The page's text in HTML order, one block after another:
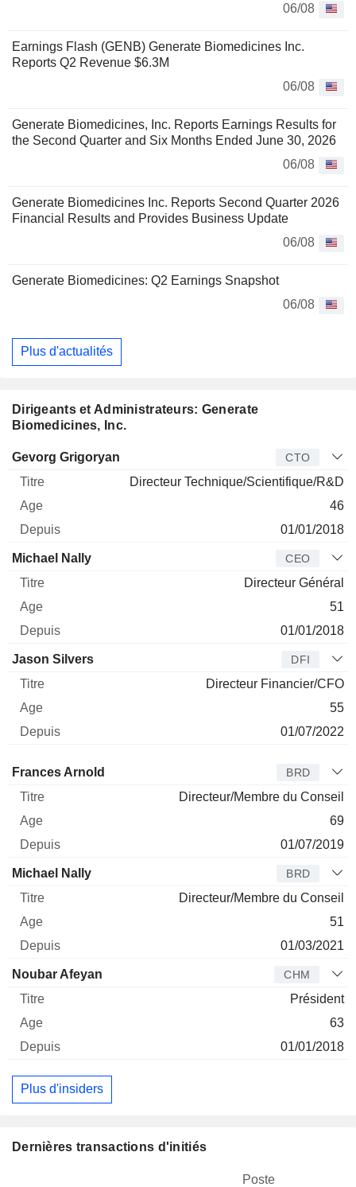
06/08
Earnings Flash (GENB) Generate Biomedicines Inc.
Reports Q2 Revenue $6.3M
06/08
Generate Biomedicines, Inc. Reports Earnings Results for
the Second Quarter and Six Months Ended June 30, 2026
06/08
Generate Biomedicines Inc. Reports Second Quarter 2026
Financial Results and Provides Business Update
06/08
Generate Biomedicines: Q2 Earnings Snapshot
06/08
Plus d'actualités
Dirigeants et Administrateurs: Generate
Biomedicines, Inc.
Dirigeant Titre Age
Gevorg Grigoryan CTO
Directeur Technique/Scientifique/R&D
46
01/01/2018
Michael Nally CEO
Directeur Général
51
01/01/2018
Jason Silvers DFI
Directeur Financier/CFO
55
01/07/2022
Administrateur Titre
Frances Arnold BRD
Directeur/Membre du Conseil
69
01/07/2019
Michael Nally BRD
Directeur/Membre du Conseil
51
01/03/2021
Noubar Afeyan CHM
Président
63
01/01/2018
Plus d'insiders
Dernières transactions d'initiés
Poste